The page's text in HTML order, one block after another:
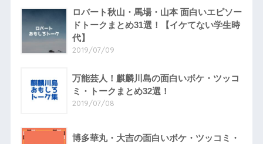
ロバート秋山・馬場・山本 面白いエピソー
ドトークまとめ31選！【イケてない学生時
代】
2019/07/09
万能芸人！麒麟川島の面白いボケ・ツッコ
ミ・トークまとめ32選！
2019/07/08
博多華丸・大吉の面白いボケ・ツッコミ・